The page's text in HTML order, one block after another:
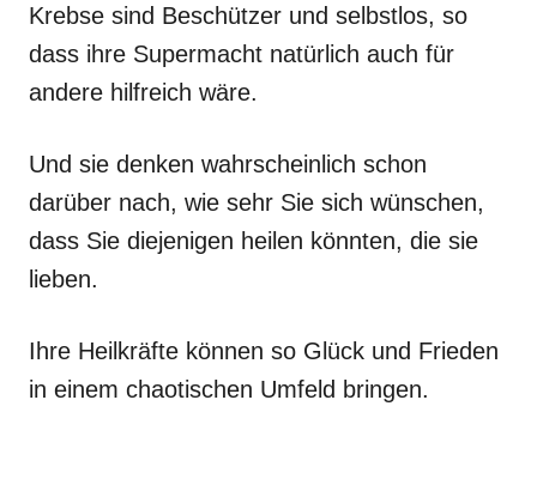
Krebse sind Beschützer und selbstlos, so
dass ihre Supermacht natürlich auch für
andere hilfreich wäre.
Und sie denken wahrscheinlich schon
darüber nach, wie sehr Sie sich wünschen,
dass Sie diejenigen heilen könnten, die sie
lieben.
Ihre Heilkräfte können so Glück und Frieden
in einem chaotischen Umfeld bringen.